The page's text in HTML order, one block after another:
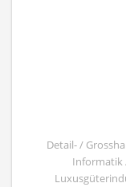
Detail- /
Informatik